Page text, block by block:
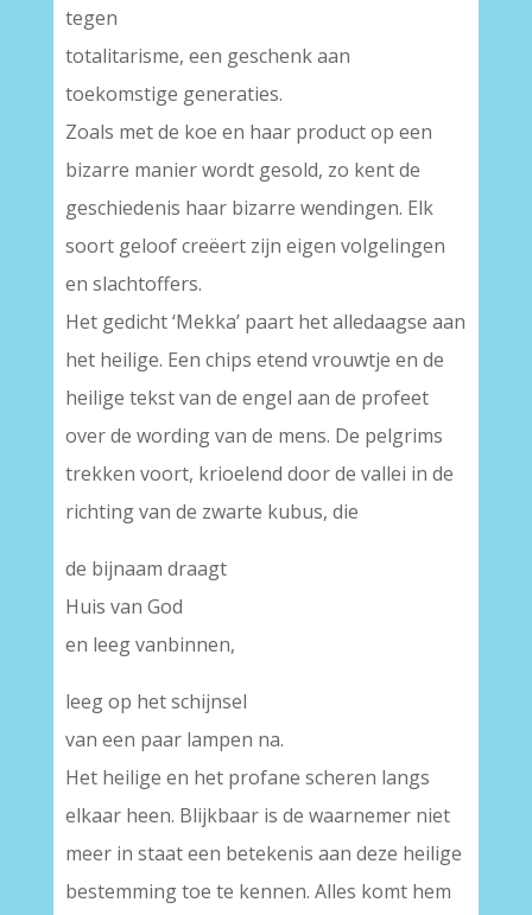
tegen
totalitarisme, een geschenk aan
toekomstige generaties.
Zoals met de koe en haar product op een
bizarre manier wordt gesold, zo kent de
geschiedenis haar bizarre wendingen. Elk
soort geloof creëert zijn eigen volgelingen
en slachtoffers.
Het gedicht ‘Mekka’ paart het alledaagse aan
het heilige. Een chips etend vrouwtje en de
heilige tekst van de engel aan de profeet
over de wording van de mens. De pelgrims
trekken voort, krioelend door de vallei in de
richting van de zwarte kubus, die
de bijnaam draagt
Huis van God
en leeg vanbinnen,
leeg op het schijnsel
van een paar lampen na.
Het heilige en het profane scheren langs
elkaar heen. Blijkbaar is de waarnemer niet
meer in staat een betekenis aan deze heilige
bestemming toe te kennen. Alles komt hem